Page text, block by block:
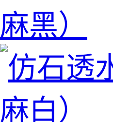
麻黑）